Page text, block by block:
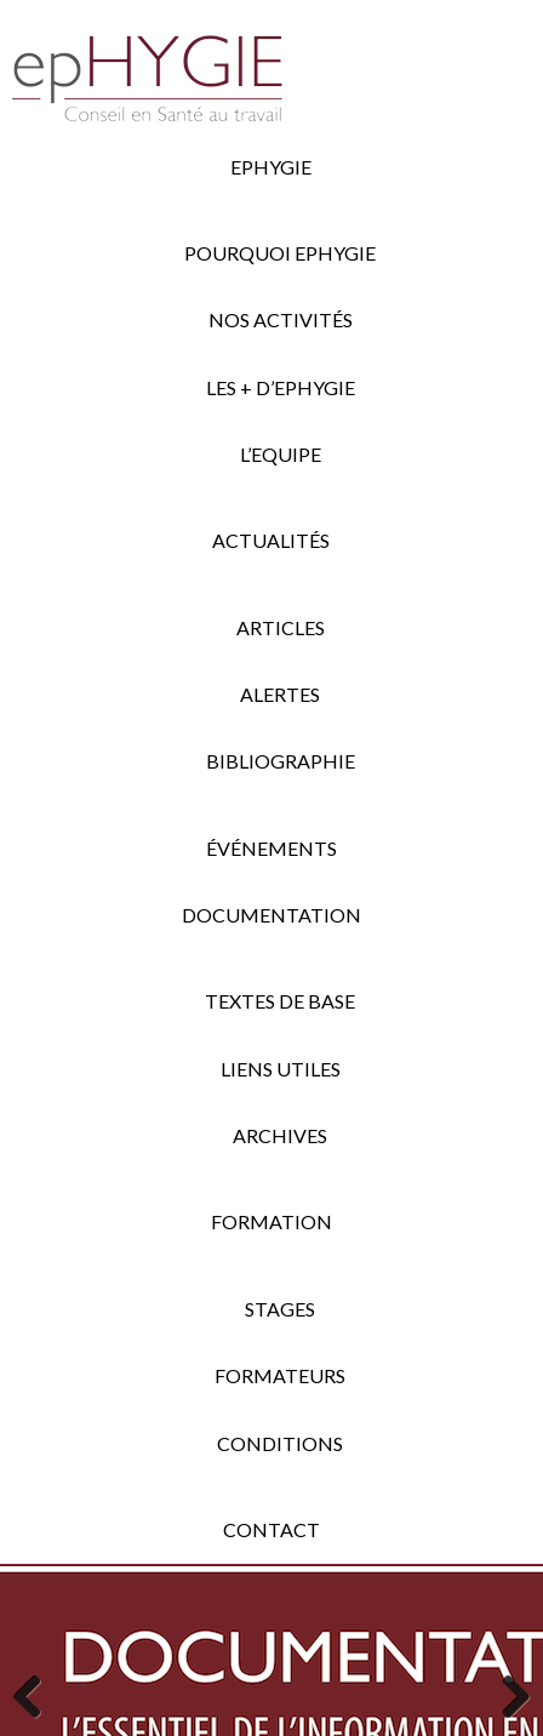
EPHYGIE
POURQUOI EPHYGIE
NOS ACTIVITÉS
LES + D’EPHYGIE
L’EQUIPE
ACTUALITÉS
ARTICLES
ALERTES
BIBLIOGRAPHIE
ÉVÉNEMENTS
DOCUMENTATION
TEXTES DE BASE
LIENS UTILES
ARCHIVES
FORMATION
STAGES
FORMATEURS
CONDITIONS
CONTACT